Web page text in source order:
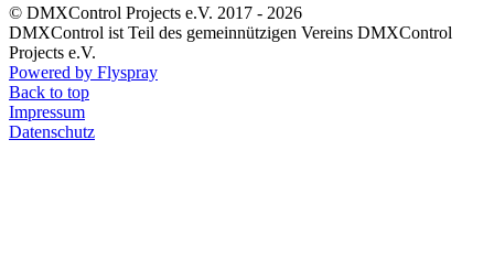
© DMXControl Projects e.V. 2017 - 2026
DMXControl ist Teil des gemein­nützigen Vereins DMXControl
Projects e.V.
Powered by Flyspray
Back to top
Impressum
Datenschutz